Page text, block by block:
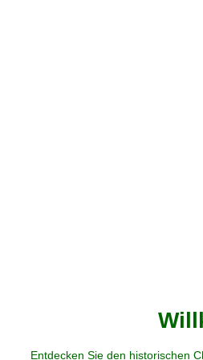
Entdecken Sie den historischen